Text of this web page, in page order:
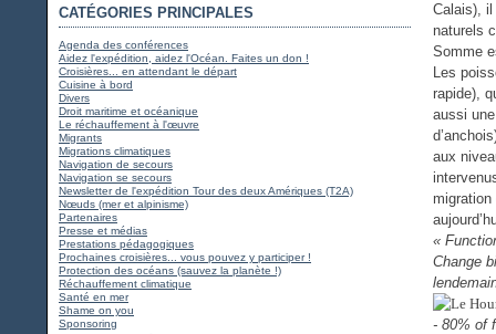
CATÉGORIES PRINCIPALES
Agenda des conférences
Aidez l'expédition, aidez l'Océan. Faites un don !
Croisières... en attendant le départ
Cuisine à bord
Divers
Droit maritime et océanique
Le réchauffement à l'œuvre
Migrants
Migrations climatiques
Navigation de secours
Navigation se secours
Newsletter de l'expédition Tour des deux Amériques (T2A)
Nœuds (mer et alpinisme)
Partenaires
Presse et médias
Prestations pédagogiques
Prochaines croisières... vous pouvez y participer !
Protection des océans (sauvez la planète !)
Réchauffement climatique
Santé en mer
Shame on you
Sponsoring
Calais),
naturels
Somme
Les
rapide),
aussi
aux
«
Change
- 80% of